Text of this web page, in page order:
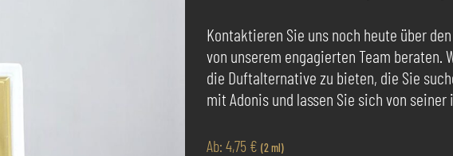
Kontaktieren Sie uns noch heute über
von unserem engagierten Team beraten.
die Duftalternative zu bieten, die Sie
mit Adonis und lassen Sie sich von
Ab:4,75 € (2 ml)